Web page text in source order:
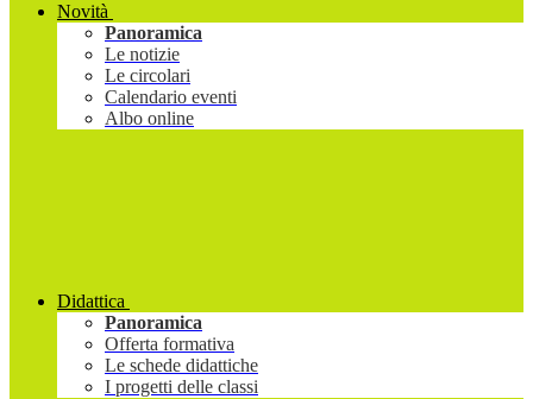
Novità
Panoramica
Le notizie
Le circolari
Calendario eventi
Albo online
Didattica
Panoramica
Offerta formativa
Le schede didattiche
I progetti delle classi